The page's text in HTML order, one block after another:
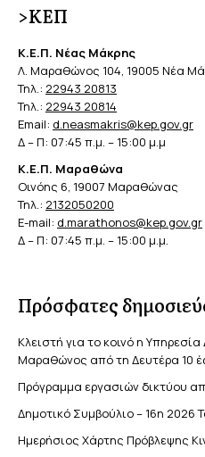
>ΚΕΠ
Κ.Ε.Π. Νέας Μάκρης
Λ. Μαραθώνος 104, 19005 Νέα
Τηλ.: 22943 20813
Τηλ.: 22943 20814
Email: d.neasmakris@kep.gov.gr
Δ – Π: 07:45 π.μ. – 15:00 μ.μ
Κ.Ε.Π. Μαραθώνα
Οινόης 6, 19007 Μαραθώνας
Τηλ.: 2132050200
E-mail: d.marathonos@kep.gov.gr
Δ – Π: 07:45 π.μ. – 15:00 μ.μ.
Πρόσφατες
Κλειστή για το κοινό η
Μαραθώνος από τη Δευτέρα 10
Πρόγραμμα εργασιών δικτύου
Δημοτικό Συμβούλιο – 16η 2026
Ημερήσιος Χάρτης Πρόβλεψης